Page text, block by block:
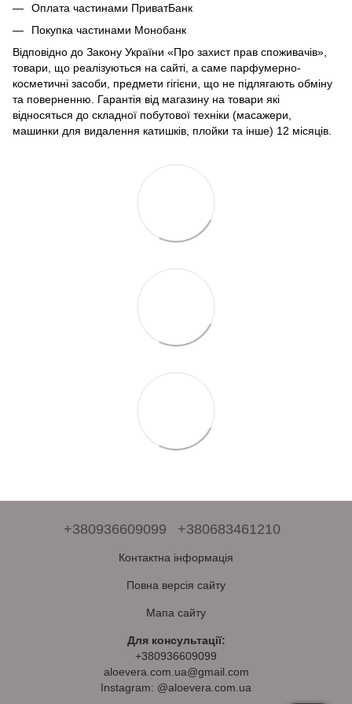
Оплата частинами ПриватБанк
Покупка частинами Монобанк
Відповідно до Закону України «Про захист прав споживачів»,
товари, що реалізуються на сайті, а саме парфумерно-
косметичні засоби, предмети гігієни, що не підлягають обміну
та поверненню. Гарантія від магазину на товари які
відносяться до складної побутової техніки (масажери,
машинки для видалення катишків, плойки та інше) 12 місяців.
+380936609099 +380683461210
Контактна інформація
Повна версія сайту
Мапа сайту
Для консультації:
+380936609099
aloevera.com.ua@gmail.com
Instagram: @aloevera.com.ua